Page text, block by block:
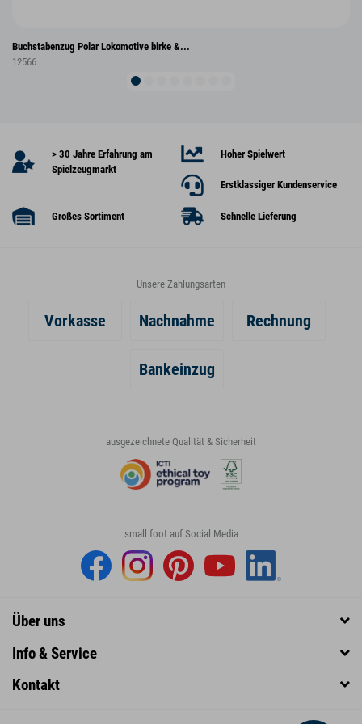
Buchstabenzug Polar Lokomotive birke &...
12566
> 30 Jahre Erfahrung am
Spielzeugmarkt
Hoher Spielwert
Erstklassiger Kundenservice
Großes Sortiment Schnelle Lieferung
Unsere Zahlungsarten
Vorkasse Nachnahme Rechnung
Bankeinzug
ausgezeichnete Qualität & Sicherheit
small foot auf Social Media
Über uns
Info & Service
Kontakt